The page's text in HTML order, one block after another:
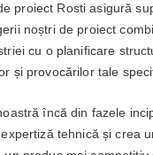
proiect Rosti asigură
noștri de proiect
cu o planificare
și provocărilor tale
încă din fazele
tehnică și crea